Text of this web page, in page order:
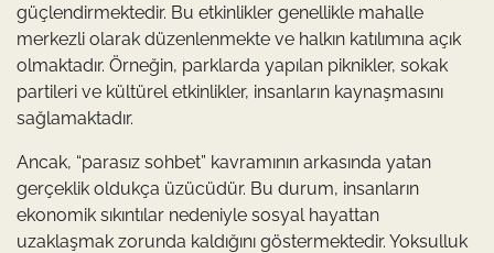
güçlendirmektedir. Bu etkinlikler genellikle mahalle
merkezli olarak düzenlenmekte ve halkın katılımına açık
olmaktadır. Örneğin, parklarda yapılan piknikler, sokak
partileri ve kültürel etkinlikler, insanların kaynaşmasını
sağlamaktadır.
Ancak, “parasız sohbet” kavramının arkasında yatan
gerçeklik oldukça üzücüdür. Bu durum, insanların
ekonomik sıkıntılar nedeniyle sosyal hayattan
uzaklaşmak zorunda kaldığını göstermektedir. Yoksulluk